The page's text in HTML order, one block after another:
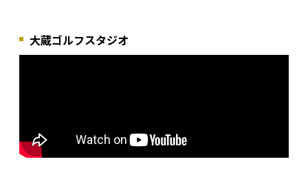
大蔵ゴルフスタジオ